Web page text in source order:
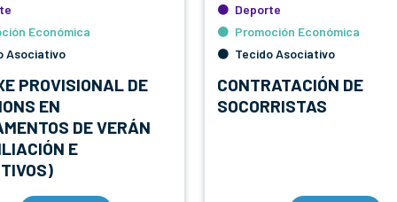
Económica
Asociativo
PROVISIONAL DE
EN
DE VERÁN
E
Deporte
Promoción Económica
Tecido Asociativo
CONTRATACIÓN DE
SOCORRISTAS